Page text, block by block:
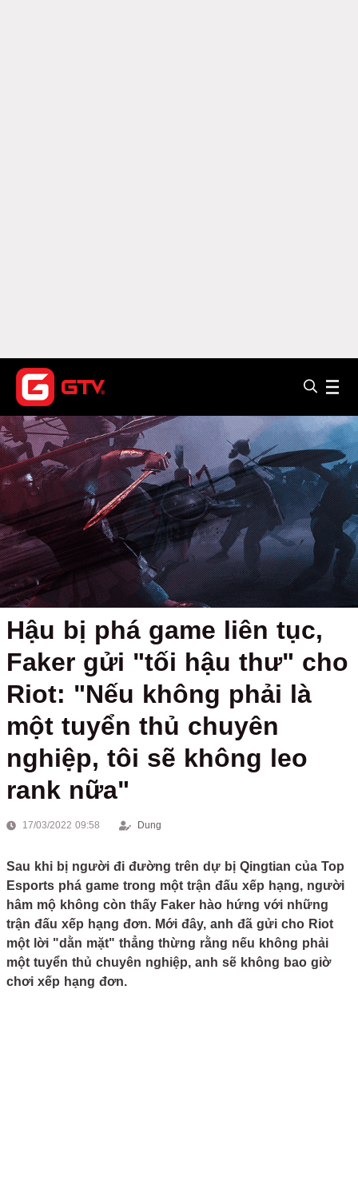
Hậu bị phá game liên tục,
Faker gửi "tối hậu thư" cho
Riot: "Nếu không phải là
một tuyển thủ chuyên
nghiệp, tôi sẽ không leo
rank nữa"
17/03/2022 09:58 Dung
Sau khi bị người đi đường trên dự bị Qingtian của Top
Esports phá game trong một trận đấu xếp hạng, người
hâm mộ không còn thấy Faker hào hứng với những
trận đấu xếp hạng đơn. Mới đây, anh đã gửi cho Riot
một lời "dằn mặt" thẳng thừng rằng nếu không phải
một tuyển thủ chuyên nghiệp, anh sẽ không bao giờ
chơi xếp hạng đơn.